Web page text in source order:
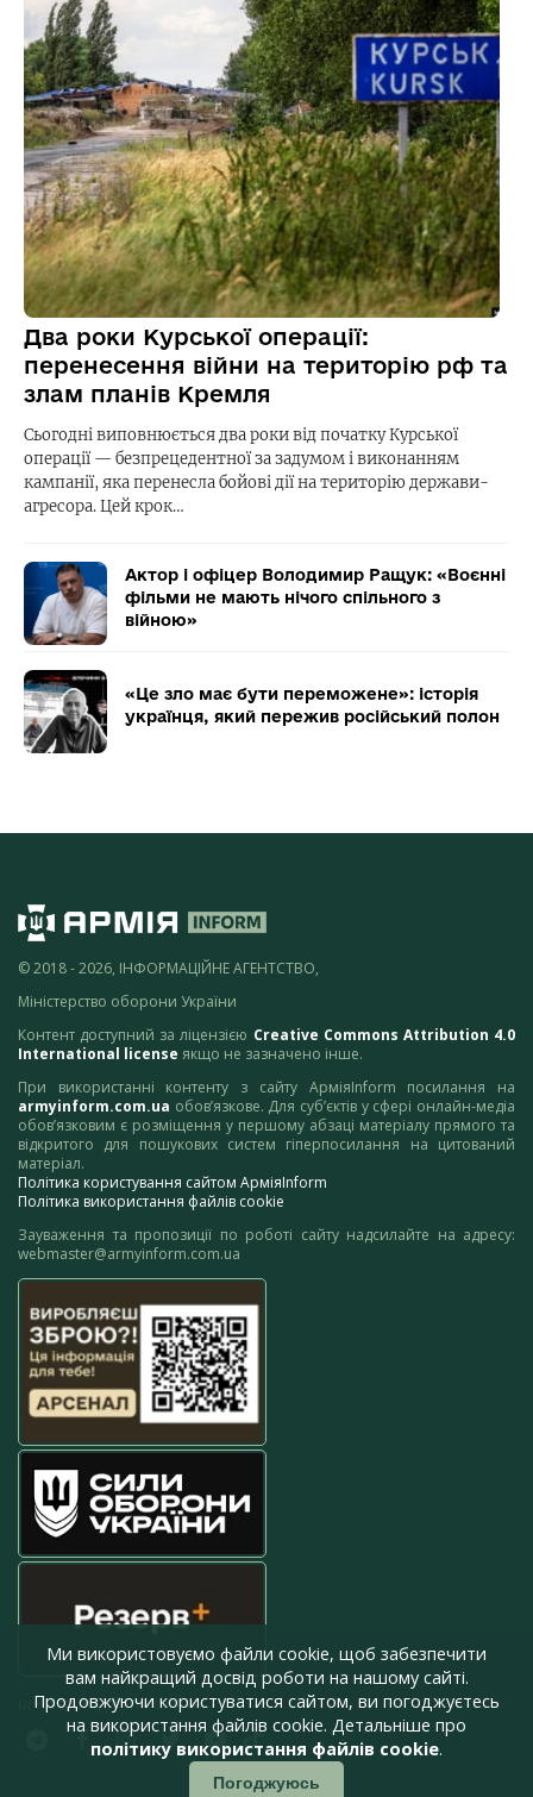
Два роки Курської операції:
перенесення війни на територію рф та
злам планів Кремля
Сьогодні виповнюється два роки від початку Курської
операції — безпрецедентної за задумом і виконанням
кампанії, яка перенесла бойові дії на територію держави-
агресора. Цей крок…
Актор і офіцер Володимир Ращук: «Воєнні
фільми не мають нічого спільного з
війною»
«Це зло має бути переможене»: історія
українця, який пережив російський полон
© 2018 - 2026, ІНФОРМАЦІЙНЕ АГЕНТСТВО,
Міністерство оборони України
Контент доступний за ліцензією Creative Commons Attribution 4.0
International license якщо не зазначено інше.
При використанні контенту з сайту АрміяInform посилання на
armyinform.com.ua обов’язкове. Для суб’єктів у сфері онлайн-медіа
обов’язковим є розміщення у першому абзаці матеріалу прямого та
відкритого для пошукових систем гіперпосилання на цитований
матеріал.
Політика користування сайтом АрміяInform
Політика використання файлів cookie
Зауваження та пропозиції по роботі сайту надсилайте на адресу:
webmaster@armyinform.com.ua
press@armyinform.com.ua
Ми використовуємо файли cookie, щоб забезпечити
вам найкращий досвід роботи на нашому сайті.
Продовжуючи користуватися сайтом, ви погоджуєтесь
на використання файлів cookie. Детальніше про
політику використання файлів cookie.
Погоджуюсь